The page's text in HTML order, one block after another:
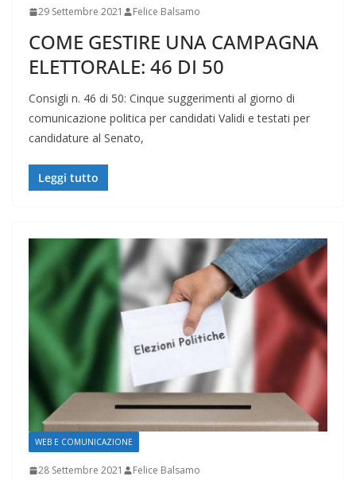
29 Settembre 2021 Felice Balsamo
COME GESTIRE UNA CAMPAGNA
ELETTORALE: 46 DI 50
Consigli n. 46 di 50: Cinque suggerimenti al giorno di
comunicazione politica per candidati Validi e testati per
candidature al Senato,
Leggi tutto
WEB E COMUNICAZIONE
28 Settembre 2021 Felice Balsamo